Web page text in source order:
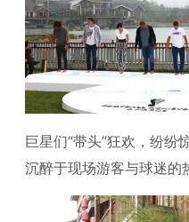
巨星们“带头”狂欢，纷纷
沉醉于现场游客与球迷的